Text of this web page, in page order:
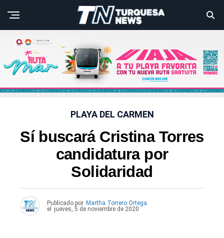
PLAYA DEL CARMEN
Sí buscará Cristina Torres
candidatura por
Solidaridad
Publicado por Martha Torrero Ortega
el
jueves, 5 de noviembre de 2020